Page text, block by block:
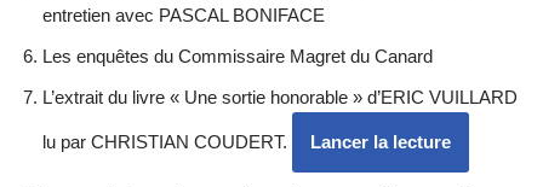
entretien avec PASCAL BONIFACE
Les enquêtes du Commissaire Magret du Canard
L’extrait du livre « Une sortie honorable » d’ERIC VUILLARD
lu par CHRISTIAN COUDERT. Lancer la lecture